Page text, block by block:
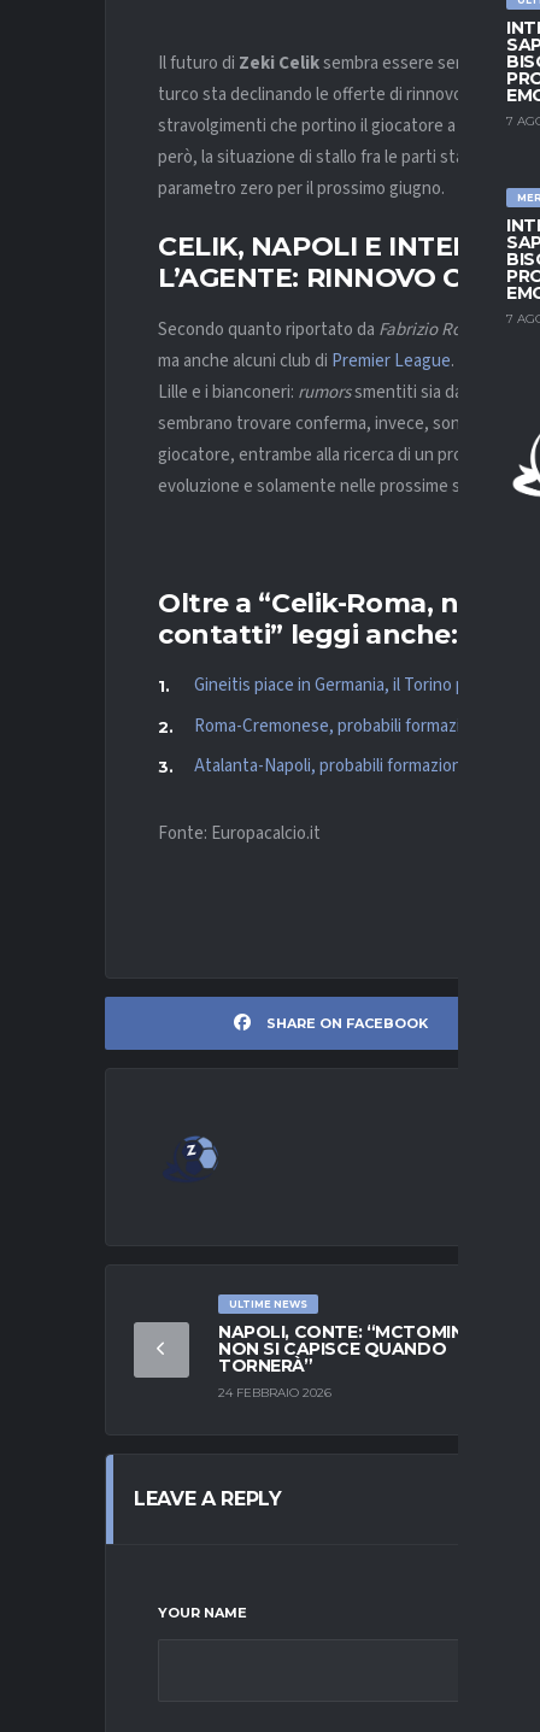
7
7
Il futuro di Zeki Celiksembra essere sempre più
turco sta declinando le offerte di rinnovo ricevute
stravolgimenti che portino il giocatore a
però, la situazione di stallo fra le parti sta attirando
parametro zero per il prossimo giugno.
CELIK, NAPOLI E INTER
L’AGENTE: RINNOVO CON
Secondo quanto riportato da Fabrizio Romano , su
ma anche alcuni club di Premier League. Varie voci
Lille e i bianconeri: rumorssmentiti sia dallo stesso
sembrano trovare conferma, invece, sono i
giocatore, entrambe alla ricerca di un profilo per
evoluzione e solamente nelle prossime settimane
Oltre a “Celik-Roma,
contatti” leggi anche:
Gineitis piace in Germania, il Torino prepara la
Roma-Cremonese, probabili formazioni e dove
Atalanta-Napoli, probabili formazioni e dove
Fonte: Europacalcio.it
SHARE ON FACEBOOK
ULTIME NEWS
NAPOLI, CONTE: “MCTOMINAY?
NON SI CAPISCE QUANDO
TORNERÀ”
24 FEBBRAIO 2026
LEAVE A REPLY
YOUR NAME